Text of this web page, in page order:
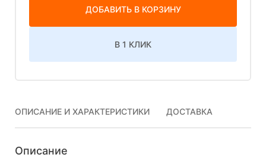
ДОБАВИТЬ В КОРЗИНУ
В 1 КЛИК
ОПИСАНИЕ И ХАРАКТЕРИСТИКИ ДОСТАВКА
Описание